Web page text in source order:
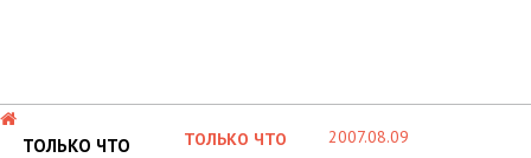
ТОЛЬКО ЧТО
ТОЛЬКО ЧТО 2007.08.09